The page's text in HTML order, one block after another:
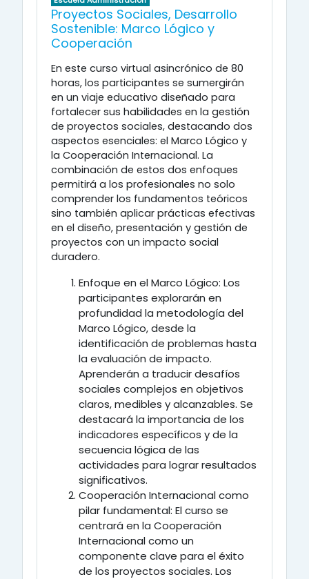
Proyectos Sociales, Desarrollo
Sostenible: Marco Lógico y
Cooperación
En este curso virtual asincrónico de 80
horas, los participantes se sumergirán
en un viaje educativo diseñado para
fortalecer sus habilidades en la gestión
de proyectos sociales, destacando dos
aspectos esenciales: el Marco Lógico y
la Cooperación Internacional. La
combinación de estos dos enfoques
permitirá a los profesionales no solo
comprender los fundamentos teóricos
sino también aplicar prácticas efectivas
en el diseño, presentación y gestión de
proyectos con un impacto social
duradero.
Enfoque en el Marco Lógico: Los
participantes explorarán en
profundidad la metodología del
Marco Lógico, desde la
identificación de problemas hasta
la evaluación de impacto.
Aprenderán a traducir desafíos
sociales complejos en objetivos
claros, medibles y alcanzables. Se
destacará la importancia de los
indicadores específicos y de la
secuencia lógica de las
actividades para lograr resultados
significativos.
Cooperación Internacional como
pilar fundamental: El curso se
centrará en la Cooperación
Internacional como un
componente clave para el éxito
de los proyectos sociales. Los